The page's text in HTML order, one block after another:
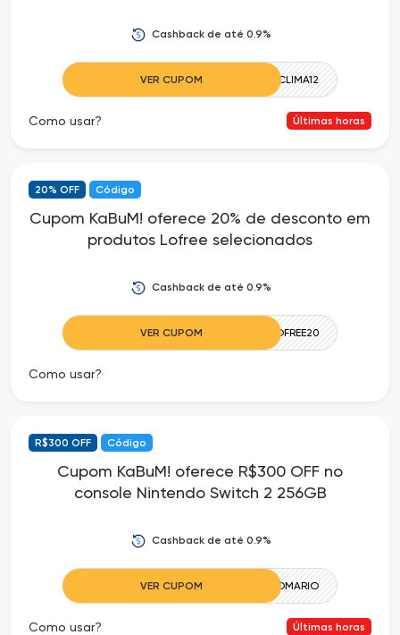
Cashback de até 0.9%
VER CUPOM CLIMA12
Como usar? Últimas horas
20% OFF Código
Cupom KaBuM! oferece 20% de desconto em
produtos Lofree selecionados
Cashback de até 0.9%
VER CUPOM LOFREE20
Como usar?
R$300 OFF Código
Cupom KaBuM! oferece R$300 OFF no
console Nintendo Switch 2 256GB
Cashback de até 0.9%
VER CUPOM CONHECEOMARIO
Como usar? Últimas horas